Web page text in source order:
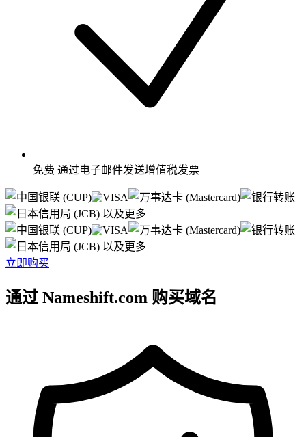
免费 通过电子邮件发送增值税发票
以及更多
以及更多
立即购买
通过 Nameshift.com 购买域名